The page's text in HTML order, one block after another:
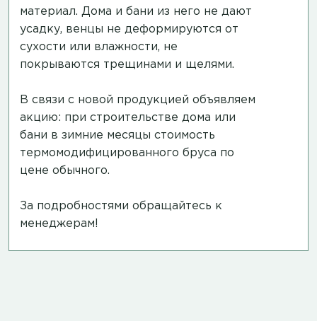
материал. Дома и бани из него не дают
усадку, венцы не деформируются от
сухости или влажности, не
покрываются трещинами и щелями.
В связи с новой продукцией объявляем
акцию: при строительстве дома или
бани в зимние месяцы стоимость
термомодифицированного бруса по
цене обычного.
За подробностями обращайтесь к
менеджерам!